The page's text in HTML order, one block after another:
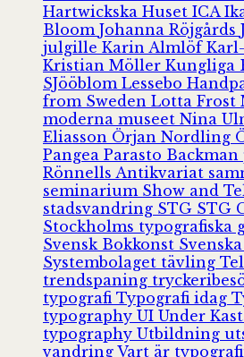
Hartwickska Huset ICA
Bloom Johanna Röjgårds
julgille Karin Almlöf
Kristian Möller Kungliga
SJööblom Lessebo
from Sweden Lotta Frost
moderna museet Nina
Eliasson Örjan Nordling
Pangea Parasto Backman
Rönnells Antikvariat
seminarium Show and
stadsvandring STG STG
Stockholms typografiska
Svensk Bokkonst
Systembolaget tävling
trendspaning
typografi Typografi idag
typography UI Under
typography Utbildning
vandring Vart är